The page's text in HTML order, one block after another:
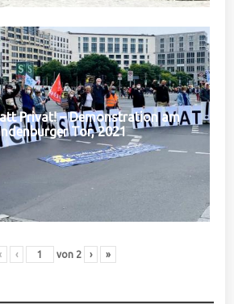
Privat! – Demonstration am
Tor, 2021
‹ von 2 › »